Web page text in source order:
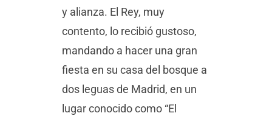
y alianza. El Rey, muy
contento, lo recibió gustoso,
mandando a hacer una gran
fiesta en su casa del bosque a
dos leguas de Madrid, en un
lugar conocido como “El